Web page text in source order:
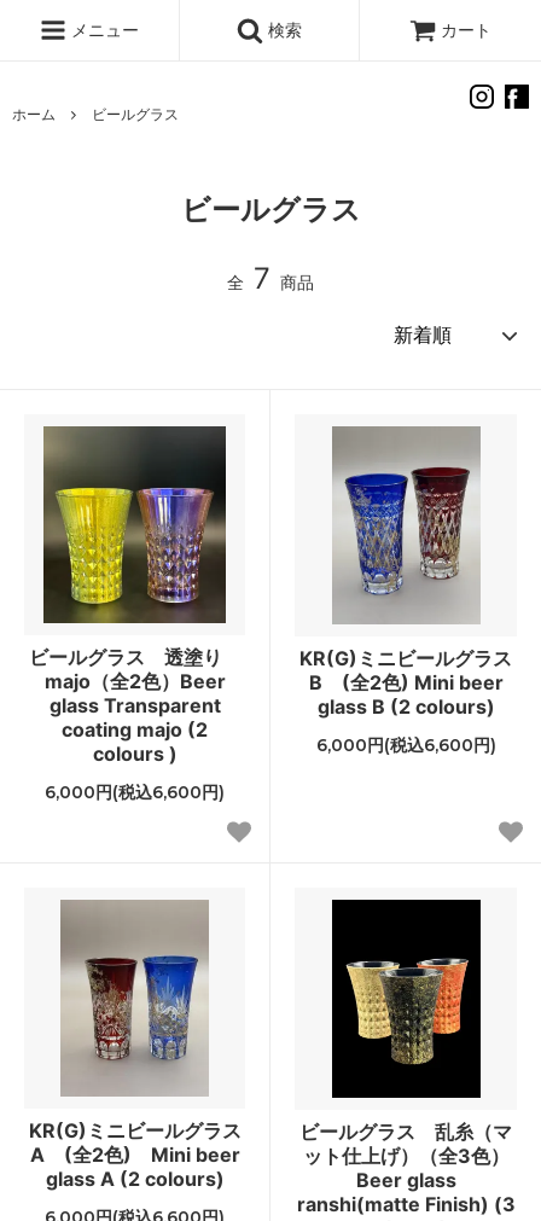
メニュー 検索 カート
ホーム ビールグラス
ビールグラス
全 7 商品
ビールグラス 透塗り
majo（全2色）Beer
glass Transparent
coating majo (2
colours )
6,000円(税込6,600円)
KR(G)ミニビールグラス
B (全2色) Mini beer
glass B (2 colours)
6,000円(税込6,600円)
KR(G)ミニビールグラス
A (全2色) Mini beer
glass A (2 colours)
ビールグラス 乱糸（マ
ット仕上げ）（全3色）
Beer glass
ranshi(matte Finish) (3